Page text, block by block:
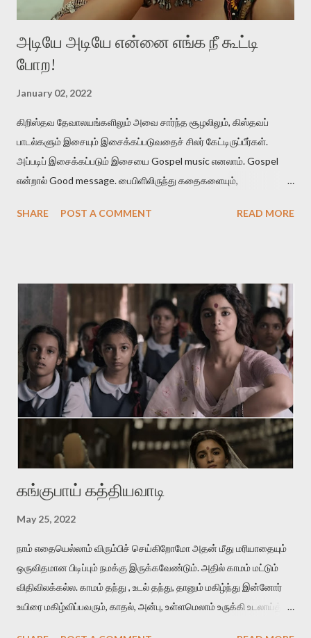
அடியே அடியே என்னை எங்க நீ கூட்டி
போற!
January 02, 2022
கிறிஸ்தவ தேவாலயங்களிலும் அவை சார்ந்த சூழலிலும், கிஸ்தவப்
பாடல்களும் இசையும் இசைக்கப்படுவதைச் சிலர் கேட்டிருப்பீர்கள்.
அப்படிப் இசைக்கப்படும் இசையை Gospel music எனலாம். Gospel
என்றால் Good message. பைபிளிலிருந்து கதைகளையும்,
சொல்லப்படுகிற விடயங்களையும் எளிமையான இசையோடு இசைத்துப்
பாடுகிறவர்களுக்கு தேவாலயத்தில் ஒரு நிம்மதி கிடைக்கிறது. இந்த
இசை துன்பத்தை வாங்கி நம்பிக்கையைத் தருகிறது. பலரும்
கடவுள்தான் நம்பிக்கை தந்ததாக நினைத்துக்கொள்வார்கள்.
பிரச்சாரகர் அழைப்பு விடுக்க மற்றவர்கள் பதிலுரைத்து
ஆமோதிப்பார்கள். ஒரு chorus இல் பலரும் பதிலுரைப்பார்கள். இதுதான்
இசையின் வார்த்தைகளின் பலம். குறிப்பிட்ட மதங்களிடையே இசை
தோன்றினாலும், அவற்றைச் சார்ந்திருந்தாலும், அது அந்தந்த
மனிதர்களின் சமூகத்தின் அகவுணர்ச்சி மற்றும் அழகுணர்ச்சியின்
வெளிப்பாடே என்பதனை நாம் புரிந்துகொள்ள...
SHARE POST A COMMENT READ MORE
கங்குபாய் கத்தியவாடி
May 25, 2022
நாம் எதையெல்லாம் விரும்பிச் செய்கிறோமோ அதன் மீது மரியாதையும்
ஒருவிதமான பிடிப்பும் நமக்கு இருக்கவேண்டும். அதில் காமம் மட்டும்
விதிவிலக்கல்ல. காமம் தந்து , உடல் தந்து, தானும் மகிழ்ந்து இன்னோர்
உயிரை மகிழ்விப்பவரும், காதல், அன்பு, உள்ளமெலாம் உருக்கி உடலாய்த்